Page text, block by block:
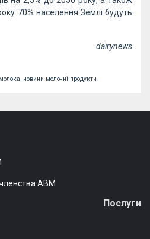
70% населення Землі будуть
dairynews
новини молочні продукти
АВМ
Послуги